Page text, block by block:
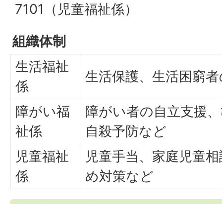
7101（児童福祉係）
組織体制
生活福祉
係
生活保護、生活困窮
障がい福
祉係
障がい者の自立支援
自殺予防など
児童福祉
係
児童手当、家庭児童
め対策など